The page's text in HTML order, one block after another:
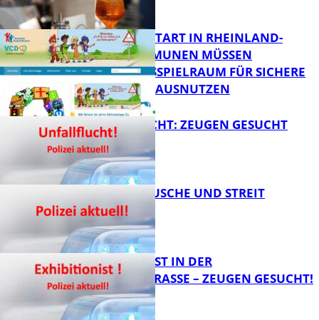
FB Kultur
ZUM SCHULSTART IN RHEINLAND-
PFALZ: KOMMUNEN MÜSSEN
HANDLUNGSSPIELRAUM FÜR SICHERE
SCHULWEGE AUSNUTZEN
UNFALLFLUCHT: ZEUGEN GESUCHT
KNALLGERÄUSCHE UND STREIT
EXHIBITIONIST IN DER
VELMANNSTRASSE – ZEUGEN GESUCHT!